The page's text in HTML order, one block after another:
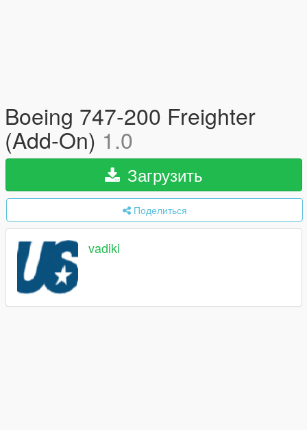
Boeing 747-200 Freighter
(Add-On) 1.0
Загрузить
Поделиться
vadiki